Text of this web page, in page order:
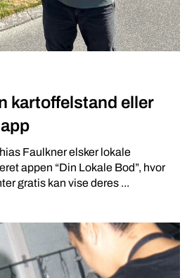
kartoffelstand eller
Faulkner elsker lokale
appen “Din Lokale Bod”, hvor
gratis kan vise deres ...